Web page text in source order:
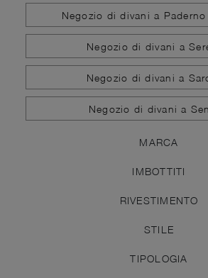
Negozio di divani a
Negozio di divani a
Negozio di divani a
Negozio di divani a
MARCA
IMBOTTITI
RIVESTIMENTO
STILE
TIPOLOGIA